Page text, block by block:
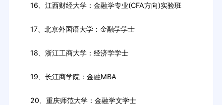
16、江西财经大学：金融学专业(CFA方向)实验班
17、北京外国语大学：金融学学士
18、浙江工商大学：经济学学士
19、长江商学院：金融MBA
20、重庆师范大学：金融学文学士